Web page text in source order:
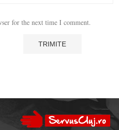
for the next time I comment.